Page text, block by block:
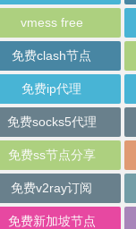
vmess free
免费clash节点
免费ip代理
免费socks5代理
免费ss节点分享
免费v2ray订阅
免费新加坡节点